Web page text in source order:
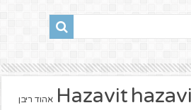
Hazavit אהוד ריבן